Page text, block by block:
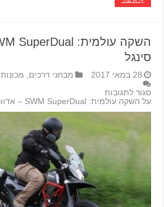
סינגל
28 במאי 2017 מבחני דרכים, מכונות
סגור לתגובות
על השקה עולמית: SWM SuperDual – אדוונצ'ר סינגל